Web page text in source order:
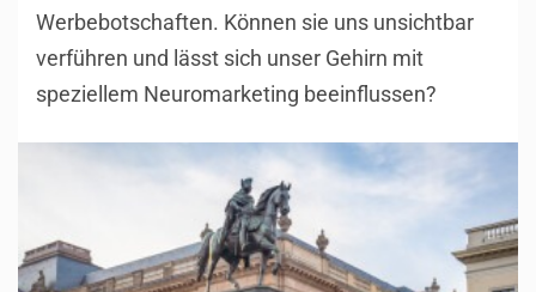
Werbebotschaften. Können sie uns unsichtbar
verführen und lässt sich unser Gehirn mit
speziellem Neuromarketing beeinflussen?